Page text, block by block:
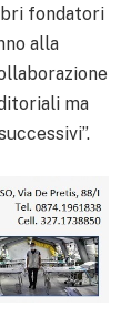
fondatori
alla
ma